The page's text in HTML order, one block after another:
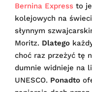
Bernina Express to
kolejowych na
słynnym
Moritz. Dlatego
choć raz przeżyć tę
dumnie widnieje na
UNESCO. Ponadto